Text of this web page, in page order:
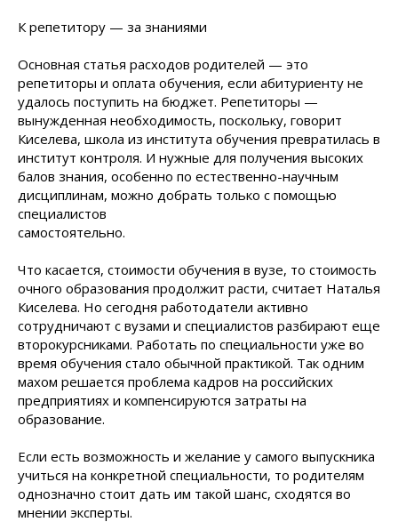
К репетитору — за знаниями
Основная статья расходов родителей — это
репетиторы и оплата обучения, если абитуриенту не
удалось поступить на бюджет. Репетиторы —
вынужденная необходимость, поскольку, говорит
Киселева, школа из института обучения превратилась в
институт контроля. И нужные для получения высоких
балов знания, особенно по естественно-научным
дисциплинам, можно добрать только с помощью
специалистов
самостоятельно.
Что касается, стоимости обучения в вузе, то стоимость
очного образования продолжит расти, считает Наталья
Киселева. Но сегодня работодатели активно
сотрудничают с вузами и специалистов разбирают еще
второкурсниками. Работать по специальности уже во
время обучения стало обычной практикой. Так одним
махом решается проблема кадров на российских
предприятиях и компенсируются затраты на
образование.
Если есть возможность и желание у самого выпускника
учиться на конкретной специальности, то родителям
однозначно стоит дать им такой шанс, сходятся во
мнении эксперты.